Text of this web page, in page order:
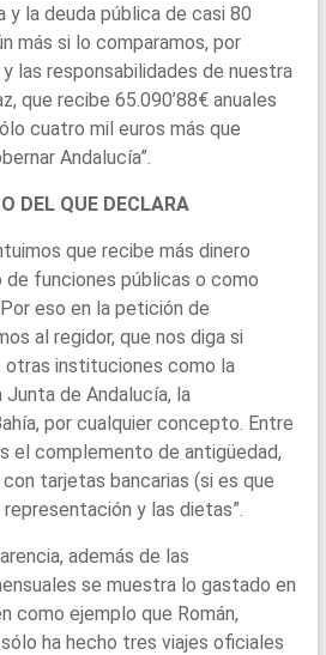
y la deuda pública de casi 80
más si lo comparamos, por
las responsabilidades de nuestra
que recibe 65.090’88€ anuales
cuatro mil euros más que
Andalucía”.
DEL QUE DECLARA
que recibe más dinero
funciones públicas o como
eso en la petición de
al regidor, que nos diga si
instituciones como la
Junta de Andalucía, la
por cualquier concepto. Entre
el complemento de antigüedad,
tarjetas bancarias (si es que
y las dietas”.
además de las
se muestra lo gastado en
como ejemplo que Román,
ha hecho tres viajes oficiales